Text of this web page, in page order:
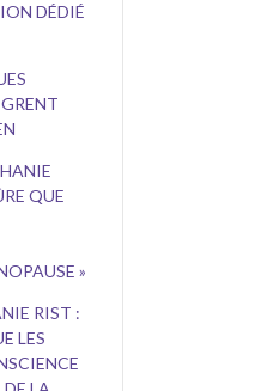
DÉDIÉ
QUE
»
RIST :
LES